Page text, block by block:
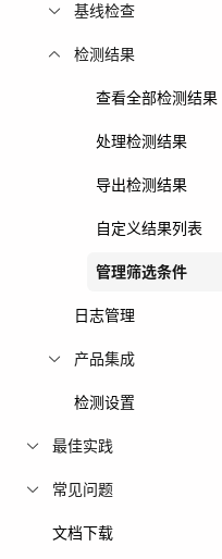
基线检查
检测结果
查看全部检测结果
处理检测结果
导出检测结果
自定义结果列表
管理筛选条件
日志管理
产品集成
检测设置
最佳实践
常见问题
文档下载